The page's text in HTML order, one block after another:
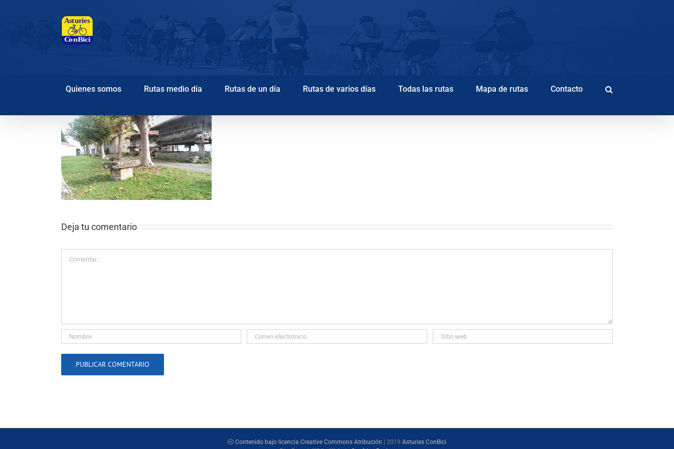
Quienes somos Rutas medio día Rutas de un día Rutas de varios días Todas las rutas Mapa de rutas Contacto
Deja tu comentario
Comentar
Contenido bajo licencia Creative Commons Atribución | 2019 Asturies ConBici